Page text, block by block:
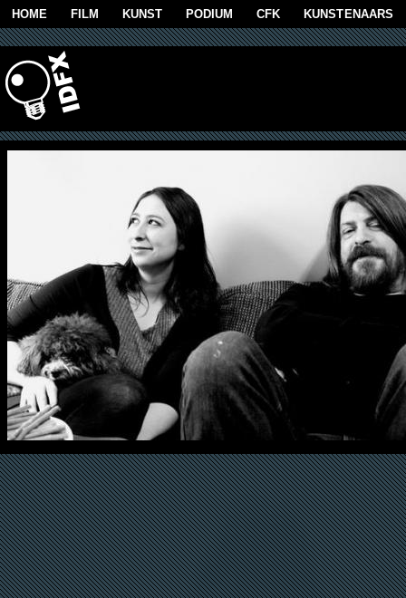
Overslaan en naar de algemene inhoud gaan
HOME FILM KUNST PODIUM CFK KUNSTENAARS